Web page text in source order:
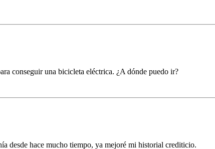
conseguir una bicicleta eléctrica. ¿A dónde puedo ir?
desde hace mucho tiempo, ya mejoré mi historial crediticio.